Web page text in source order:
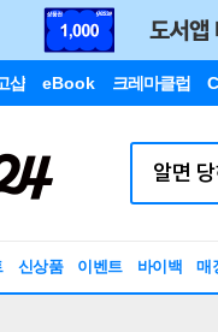
샵 eBook 크레마클럽
신상품 이벤트 바이백 매